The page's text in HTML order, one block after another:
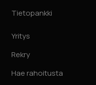
Tietopankki
Yritys
Rekry
Hae rahoitusta